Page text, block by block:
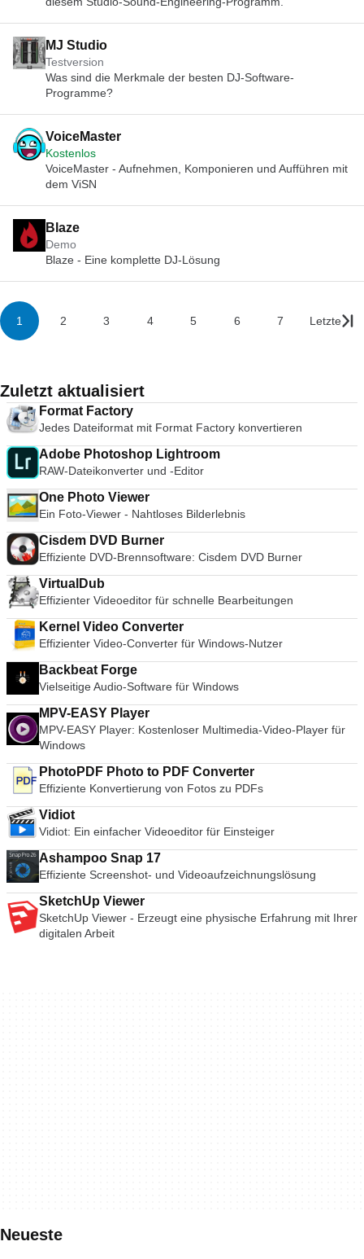
MJ Studio
Testversion
Was sind die Merkmale der besten DJ-Software-
Programme?
VoiceMaster
Kostenlos
VoiceMaster - Aufnehmen, Komponieren und Aufführen mit
dem ViSN
Blaze
Demo
Blaze - Eine komplette DJ-Lösung
1 2 3 4 5 6 7 Letzte
Zuletzt aktualisiert
Format Factory
Jedes Dateiformat mit Format Factory konvertieren
Adobe Photoshop Lightroom
RAW-Dateikonverter und -Editor
One Photo Viewer
Ein Foto-Viewer - Nahtloses Bilderlebnis
Cisdem DVD Burner
Effiziente DVD-Brennsoftware: Cisdem DVD Burner
VirtualDub
Effizienter Videoeditor für schnelle Bearbeitungen
Kernel Video Converter
Effizienter Video-Converter für Windows-Nutzer
Backbeat Forge
Vielseitige Audio-Software für Windows
MPV-EASY Player
MPV-EASY Player: Kostenloser Multimedia-Video-Player für
Windows
PhotoPDF Photo to PDF Converter
Effiziente Konvertierung von Fotos zu PDFs
Vidiot
Vidiot: Ein einfacher Videoeditor für Einsteiger
Ashampoo Snap 17
Effiziente Screenshot- und Videoaufzeichnungslösung
SketchUp Viewer
SketchUp Viewer - Erzeugt eine physische Erfahrung mit Ihrer
digitalen Arbeit
Neueste